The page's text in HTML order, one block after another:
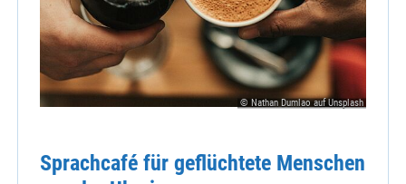
© Nathan Dumlao auf Unsplash
Sprachcafé für geflüchtete Menschen